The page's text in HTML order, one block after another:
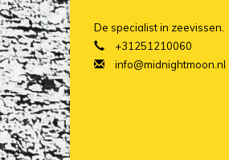
De specialist in zeevissen.
+31251210060
info@midnightmoon.nl